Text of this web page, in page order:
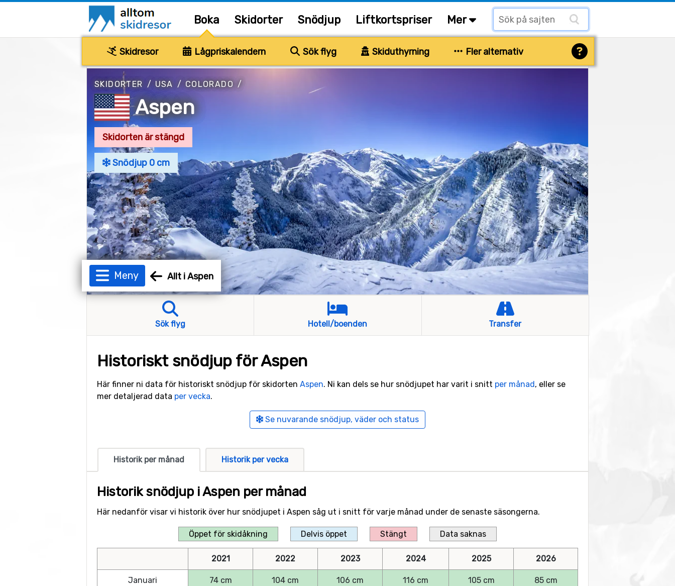
Boka Skidorter Snödjup Liftkortspriser Mer
Skidresor Lågpriskalendern Sök flyg Skiduthyrning Fler alternativ
SKIDORTER / USA / COLORADO /
Aspen
Skidorten är stängd
Snödjup 0 cm
Meny Allt i Aspen
Sök flyg Hotell/boenden Transfer
Historiskt snödjup för Aspen
Här finner ni data för historiskt snödjup för skidorten Aspen. Ni kan dels se hur snödjupet har varit i snitt per månad, eller se
mer detaljerad data per vecka.
Se nuvarande snödjup, väder och status
Historik per månad Historik per vecka
Historik snödjup i Aspen per månad
Här nedanför visar vi historik över hur snödjupet i Aspen såg ut i snitt för varje månad under de senaste säsongerna.
Öppet för skidåkning Delvis öppet Stängt Data saknas
2021 2022 2023 2024 2025 2026
Januari 74 cm 104 cm 106 cm 116 cm 105 cm 85 cm